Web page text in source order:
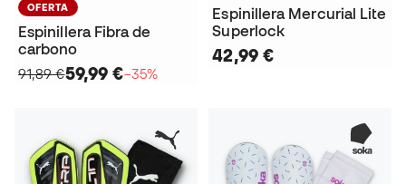
OFERTA
Espinillera Fibra de
carbono
91,89 €59,99 €−35%
Espinillera Mercurial Lite
Superlock
42,99 €